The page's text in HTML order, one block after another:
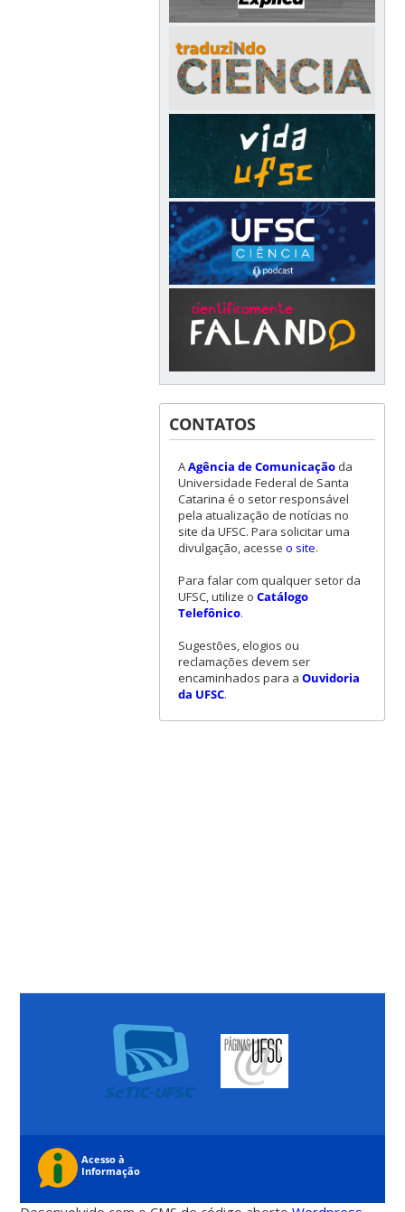
CONTATOS
AAgência de Comunicaçãoda
Universidade Federal de Santa
Catarina é o setor responsável
pela atualização de notícias no
site da UFSC. Para solicitar uma
divulgação, acesse o site.
Para falar com qualquer setor da
UFSC, utilize o Catálogo
Telefônico.
Sugestões, elogios ou
reclamações devem ser
encaminhados para a Ouvidoria
da UFSC.